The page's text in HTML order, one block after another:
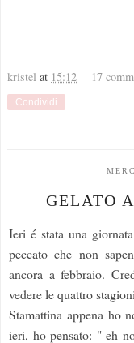
kristel at 15:12 17
Condividi
GELATO
Ieri é stata una
peccato che non
ancora a febbraio.
vedere le quattro
Stamattina appena ho
ieri, ho pensato: " eh